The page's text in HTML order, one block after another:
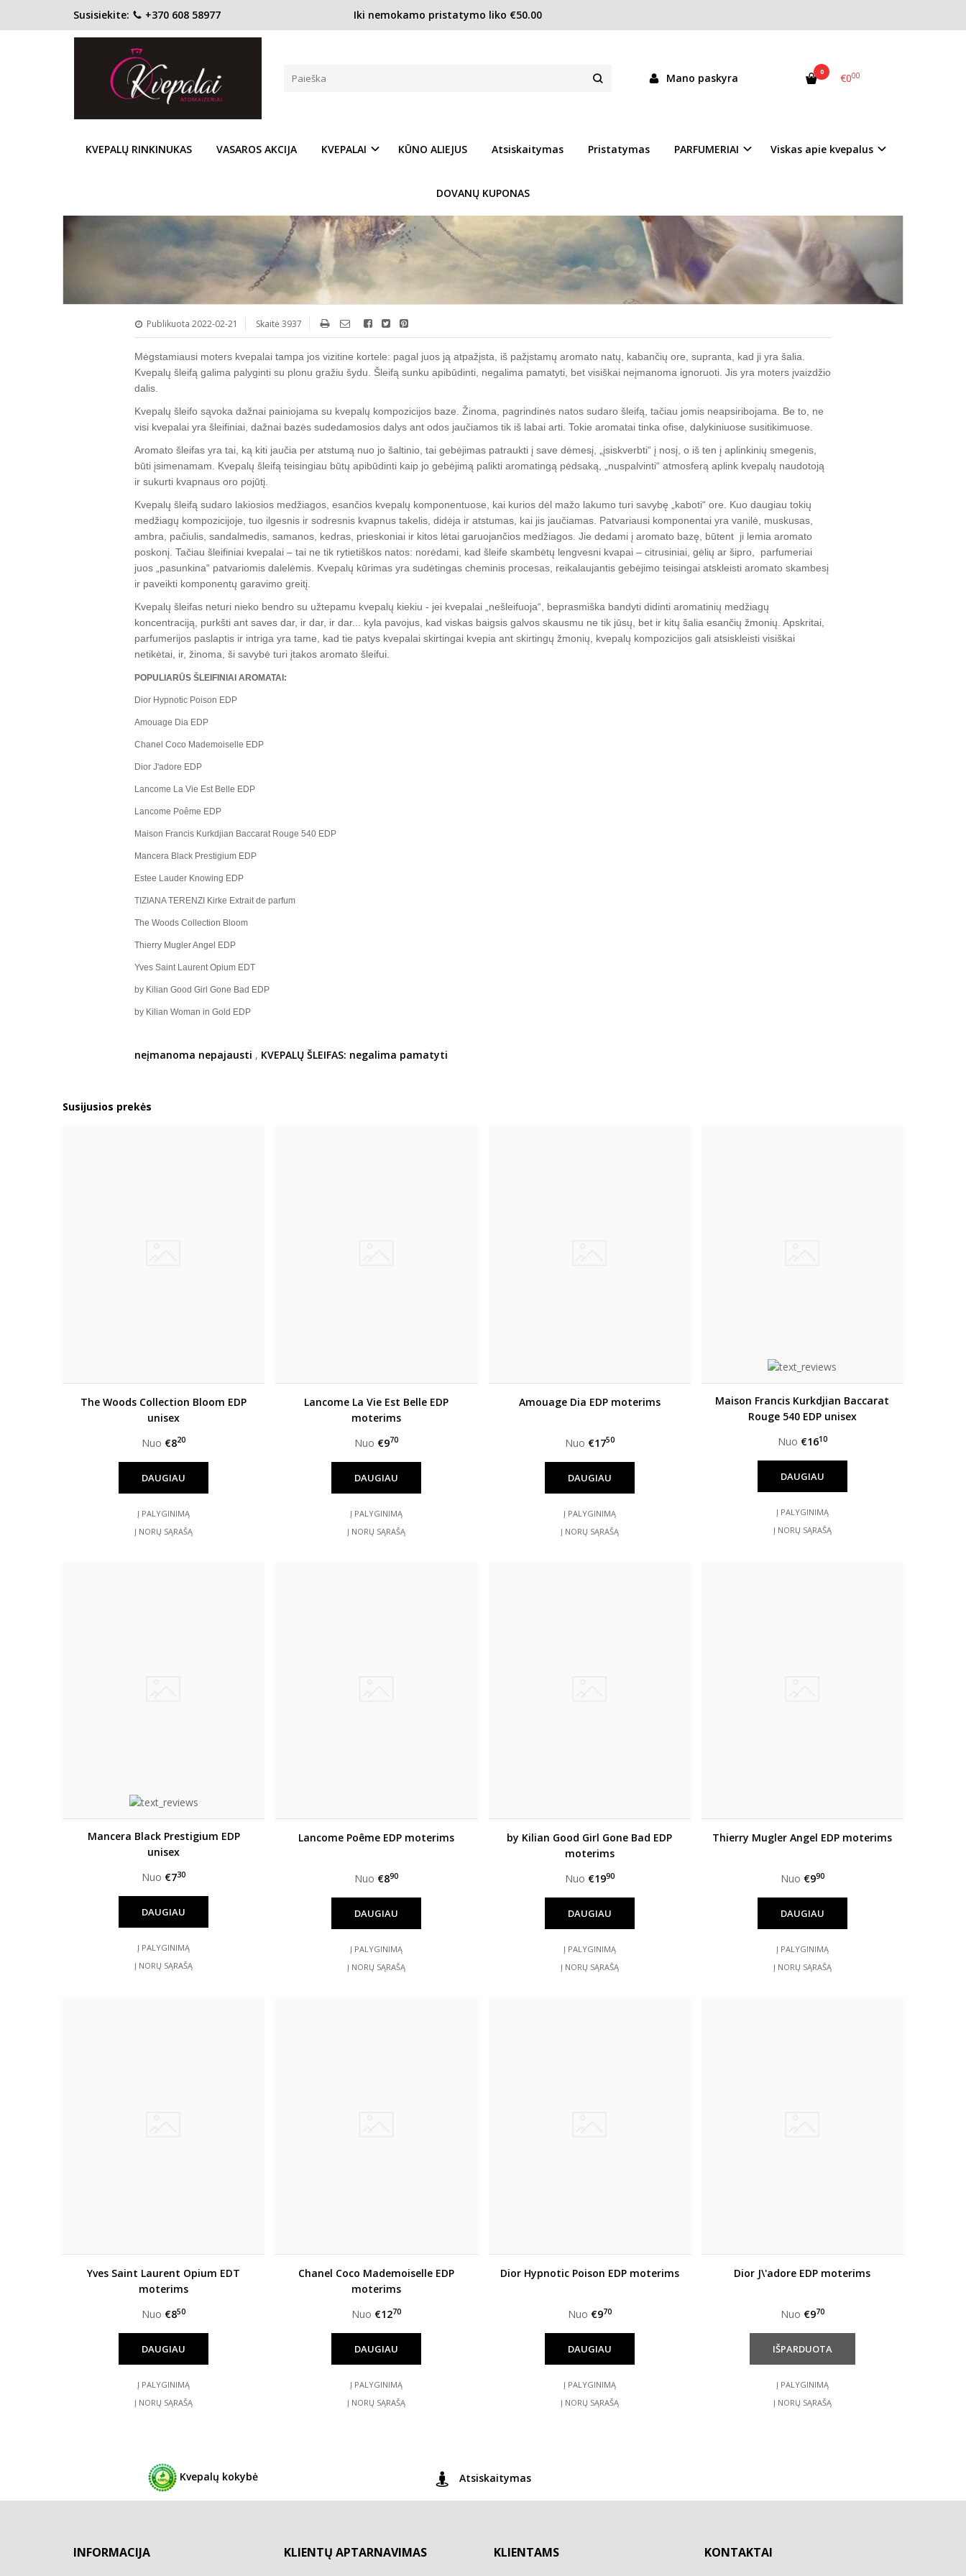
Susisiekite: +370 608 58977 Iki nemokamo pristatymo liko €50.00
Mano paskyra 0 €000
KVEPALŲ RINKINUKAS VASAROS AKCIJA KVEPALAI KŪNO ALIEJUS Atsiskaitymas Pristatymas PARFUMERIAI Viskas apie kvepalus
DOVANŲ KUPONAS
KVEPALŲ ŠLEIFAS: NEGALIMA PAMATYTI, NEĮMANOMA NEPAJAUSTI
Publikuota 2022-02-21 Skaitė 3937
Mėgstamiausi moters kvepalai tampa jos vizitine kortele: pagal juos ją atpažįsta, iš pažįstamų aromato natų, kabančių ore, supranta, kad ji yra šalia.
Kvepalų šleifą galima palyginti su plonu gražiu šydu. Šleifą sunku apibūdinti, negalima pamatyti, bet visiškai neįmanoma ignoruoti. Jis yra moters įvaizdžio
dalis.
Kvepalų šleifo sąvoka dažnai painiojama su kvepalų kompozicijos baze. Žinoma, pagrindinės natos sudaro šleifą, tačiau jomis neapsiribojama. Be to, ne
visi kvepalai yra šleifiniai, dažnai bazės sudedamosios dalys ant odos jaučiamos tik iš labai arti. Tokie aromatai tinka ofise, dalykiniuose susitikimuose.
Aromato šleifas yra tai, ką kiti jaučia per atstumą nuo jo šaltinio, tai gebėjimas patraukti į save dėmesį, „įsiskverbti“ į nosį, o iš ten į aplinkinių smegenis,
būti įsimenamam. Kvepalų šleifą teisingiau būtų apibūdinti kaip jo gebėjimą palikti aromatingą pėdsaką, „nuspalvinti“ atmosferą aplink kvepalų naudotoją
ir sukurti kvapnaus oro pojūtį.
Kvepalų šleifą sudaro lakiosios medžiagos, esančios kvepalų komponentuose, kai kurios dėl mažo lakumo turi savybę „kaboti“ ore. Kuo daugiau tokių
medžiagų kompozicijoje, tuo ilgesnis ir sodresnis kvapnus takelis, didėja ir atstumas, kai jis jaučiamas. Patvariausi komponentai yra vanilė, muskusas,
ambra, pačiulis, sandalmedis, samanos, kedras, prieskoniai ir kitos lėtai garuojančios medžiagos. Jie dedami į aromato bazę, būtent ji lemia aromato
poskonį. Tačiau šleifiniai kvepalai – tai ne tik rytietiškos natos: norėdami, kad šleife skambėtų lengvesni kvapai – citrusiniai, gėlių ar šipro, parfumeriai
juos „pasunkina“ patvariomis dalelėmis. Kvepalų kūrimas yra sudėtingas cheminis procesas, reikalaujantis gebėjimo teisingai atskleisti aromato skambesį
ir paveikti komponentų garavimo greitį.
Kvepalų šleifas neturi nieko bendro su užtepamu kvepalų kiekiu - jei kvepalai „nešleifuoja“, beprasmiška bandyti didinti aromatinių medžiagų
koncentraciją, purkšti ant saves dar, ir dar, ir dar... kyla pavojus, kad viskas baigsis galvos skausmu ne tik jūsų, bet ir kitų šalia esančių žmonių. Apskritai,
parfumerijos paslaptis ir intriga yra tame, kad tie patys kvepalai skirtingai kvepia ant skirtingų žmonių, kvepalų kompozicijos gali atsiskleisti visiškai
netikėtai, ir, žinoma, ši savybė turi įtakos aromato šleifui.
POPULIARŪS ŠLEIFINIAI AROMATAI:
Dior Hypnotic Poison EDP
Amouage Dia EDP
Chanel Coco Mademoiselle EDP
Dior J'adore EDP
Lancome La Vie Est Belle EDP
Lancome Poême EDP
Maison Francis Kurkdjian Baccarat Rouge 540 EDP
Mancera Black Prestigium EDP
Estee Lauder Knowing EDP
TIZIANA TERENZI Kirke Extrait de parfum
The Woods Collection Bloom
Thierry Mugler Angel EDP
Yves Saint Laurent Opium EDT
by Kilian Good Girl Gone Bad EDP
by Kilian Woman in Gold EDP
neįmanoma nepajausti , KVEPALŲ ŠLEIFAS: negalima pamatyti
Susijusios prekės
The Woods Collection Bloom EDP
unisex
Nuo €820
DAUGIAU
Į PALYGINIMĄ
Į NORŲ SĄRAŠĄ
Lancome La Vie Est Belle EDP
moterims
Nuo €970
DAUGIAU
Į PALYGINIMĄ
Į NORŲ SĄRAŠĄ
Amouage Dia EDP moterims
Nuo €1750
DAUGIAU
Į PALYGINIMĄ
Į NORŲ SĄRAŠĄ
Maison Francis Kurkdjian Baccarat
Rouge 540 EDP unisex
Nuo €1610
DAUGIAU
Į PALYGINIMĄ
Į NORŲ SĄRAŠĄ
Mancera Black Prestigium EDP
unisex
Nuo €730
DAUGIAU
Į PALYGINIMĄ
Į NORŲ SĄRAŠĄ
Lancome Poême EDP moterims
Nuo €890
DAUGIAU
Į PALYGINIMĄ
Į NORŲ SĄRAŠĄ
by Kilian Good Girl Gone Bad EDP
moterims
Nuo €1990
DAUGIAU
Į PALYGINIMĄ
Į NORŲ SĄRAŠĄ
Thierry Mugler Angel EDP moterims
Nuo €990
DAUGIAU
Į PALYGINIMĄ
Į NORŲ SĄRAŠĄ
Yves Saint Laurent Opium EDT
moterims
Nuo €850
DAUGIAU
Į PALYGINIMĄ
Į NORŲ SĄRAŠĄ
Chanel Coco Mademoiselle EDP
moterims
Nuo €1270
DAUGIAU
Į PALYGINIMĄ
Į NORŲ SĄRAŠĄ
Dior Hypnotic Poison EDP moterims
Nuo €970
DAUGIAU
Į PALYGINIMĄ
Į NORŲ SĄRAŠĄ
Dior J\'adore EDP moterims
Nuo €970
Į PALYGINIMĄ
Į NORŲ SĄRAŠĄ
Kvepalų kokybė Atsiskaitymas
INFORMACIJA KLIENTŲ APTARNAVIMAS KLIENTAMS KONTAKTAI